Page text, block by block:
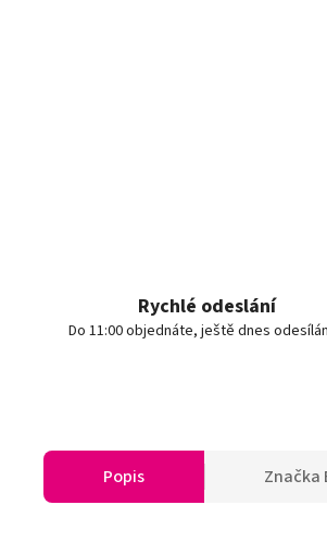
Rychlé odeslání
Do 11:00 objednáte, ještě dnes
Popis Značka